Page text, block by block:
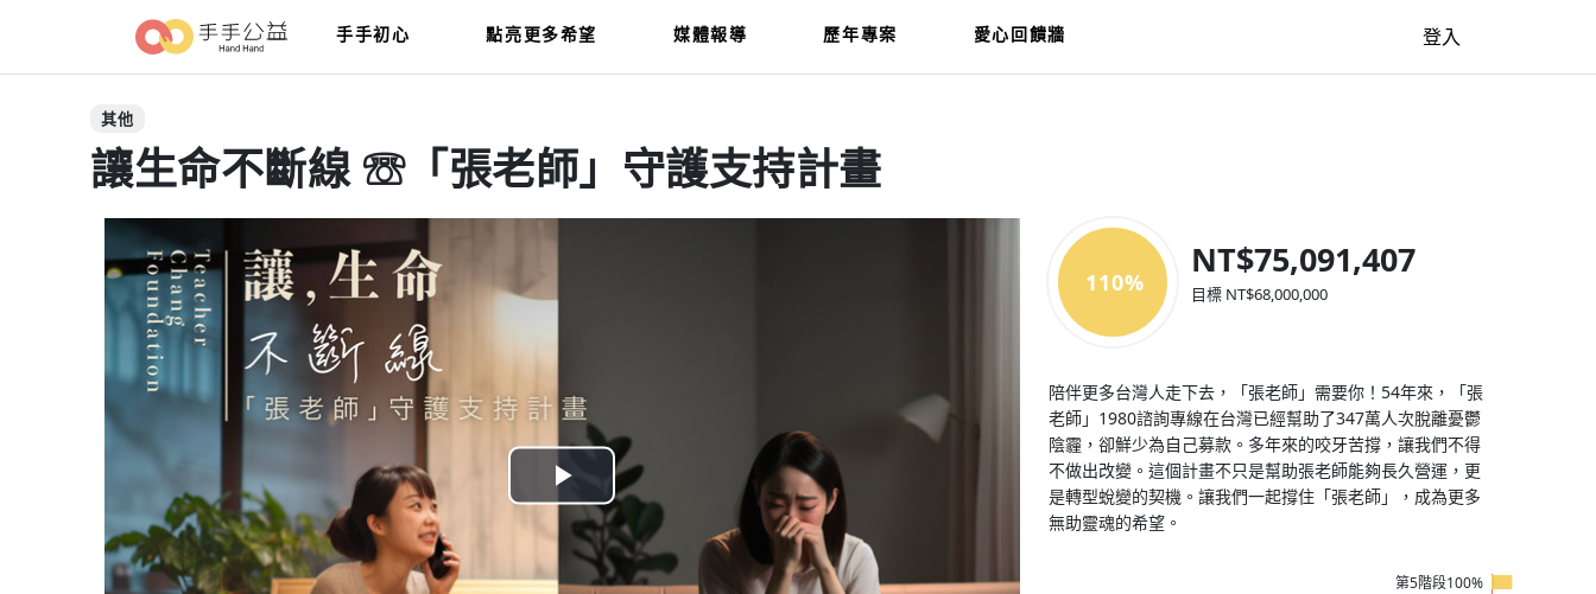
手手初心 點亮更多希望 媒體報導 歷年專案 愛心回饋牆 登入
其他
讓生命不斷線 ☏「張老師」守護支持計畫
Play
Video
110%
NT$75,091,407
目標 NT$68,000,000
陪伴更多台灣人走下去，「張老師」需要你！54年來，「張
老師」1980諮詢專線在台灣已經幫助了347萬人次脫離憂鬱
陰霾，卻鮮少為自己募款。多年來的咬牙苦撐，讓我們不得
不做出改變。這個計畫不只是幫助張老師能夠長久營運，更
是轉型蛻變的契機。讓我們一起撐住「張老師」，成為更多
無助靈魂的希望。
第5階段100%